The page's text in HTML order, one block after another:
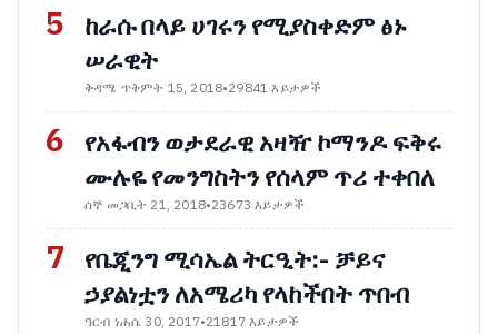
5
ከራሱ በላይ ሀገሩን የሚያስቀድም ፅኑ
ሠራዊት
ቅዳሜ ጥቅምት 15, 2018•29841 እይታዎች
6
የአፋብን ወታደራዊ አዛዥ ኮማንዶ ፍቅሩ
ሙሉዬ የመንግስትን የሰላም ጥሪ ተቀበለ
ሰኞ መጋቢት 21, 2018•23673 እይታዎች
7
የቤጂንግ ሚሳኤል ትርዒት:- ቻይና
ኃያልነቷን ለአሜሪካ የላከችበት ጥበብ
ዓርብ ነሐሴ 30, 2017•21817 እይታዎች